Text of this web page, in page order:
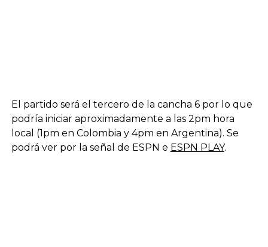
El partido será el tercero de la cancha 6 por lo que
podría iniciar aproximadamente a las 2pm hora
local (1pm en Colombia y 4pm en Argentina). Se
podrá ver por la señal de ESPN e ESPN PLAY.